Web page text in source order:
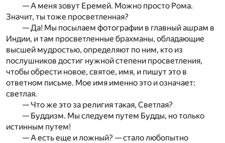
— А меня зовут Еремей. Можно просто Рома.
Значит, ты тоже просветленная?
— Да! Мы посылаем фотографии в главный ашрам в
Индии, и там просветленные брахманы, обладающие
высшей мудростью, определяют по ним, кто из
послушников достиг нужной степени просветления,
чтобы обрести новое, святое, имя, и пишут это в
ответном письме. Мое имя именно это и означает:
светлая.
— Что же это за религия такая, Светлая?
— Буддизм. Мы следуем путем Будды, но только
истинным путем!
— А есть еще и ложный? — стало любопытно